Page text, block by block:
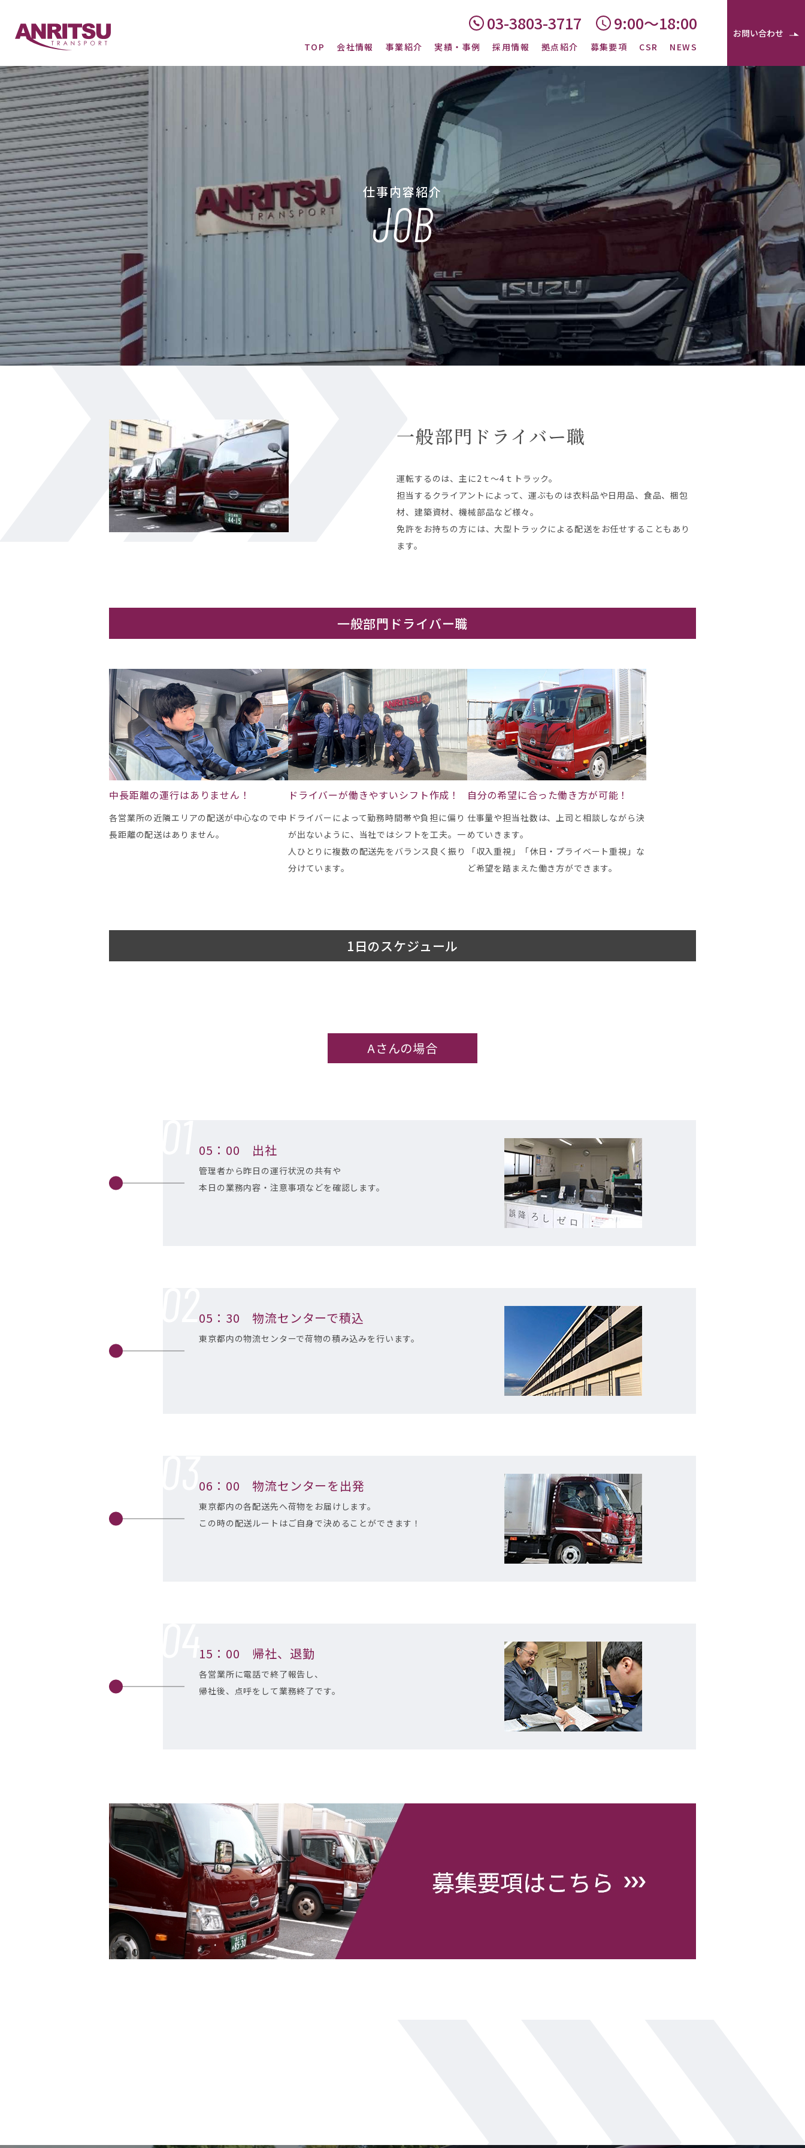
03-3803-3717 9:00〜18:00
TOP 会社情報 事業紹介 実績・事例 採用情報 拠点紹介 募集要項 CSR NEWS
お問い合わせ
仕事内容紹介
JOB
一般部門ドライバー職
運転するのは、主に2ｔ～4ｔトラック。
担当するクライアントによって、運ぶものは衣料品や日用品、食品、梱包
材、建築資材、機械部品など様々。
免許をお持ちの方には、大型トラックによる配送をお任せすることもあり
ます。
一般部門ドライバー職
中長距離の運行はありません！
各営業所の近隣エリアの配送が中心なので中
長距離の配送はありません。
ドライバーが働きやすいシフト作成！
ドライバーによって勤務時間帯や負担に偏り
が出ないように、当社ではシフトを工夫。一
人ひとりに複数の配送先をバランス良く振り
分けています。
自分の希望に合った働き方が可能！
仕事量や担当社数は、上司と相談しながら決
めていきます。
「収入重視」「休日・プライベート重視」な
ど希望を踏まえた働き方ができます。
1日のスケジュール
Aさんの場合
05：00 出社
管理者から昨日の運行状況の共有や
本日の業務内容・注意事項などを確認します。
05：30 物流センターで積込
東京都内の物流センターで荷物の積み込みを行います。
06：00 物流センターを出発
東京都内の各配送先へ荷物をお届けします。
この時の配送ルートはご自身で決めることができます！
15：00 帰社、退勤
各営業所に電話で終了報告し、
帰社後、点呼をして業務終了です。